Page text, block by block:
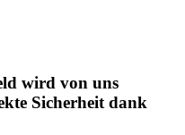
wird von uns
Sicherheit dank